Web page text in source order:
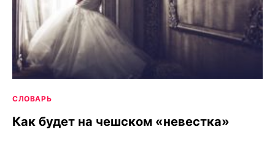
СЛОВАРЬ
Как будет на чешском «невестка»